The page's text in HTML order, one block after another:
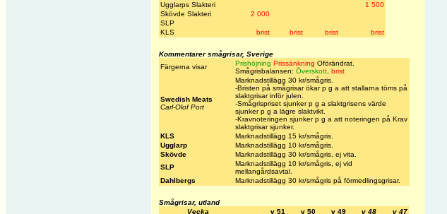
Ugglarps Slakteri
1 500
Skövde Slakteri
2 000
SLP
KLS
brist brist brist brist
Kommentarer smågrisar, Sverige
Färgerna visar
Prishöjning Prissänkning Oförändrat.
Smågrisbalansen: Överskott brist
Swedish Meats
Carl-Olof Port
Marknadstillägg 30 kr/smågris.
-Bristen på smågrisar ökar p g a att stallarna töms på
slaktgrisar inför julen.
-Smågrispriset sjunker p g a slaktgrisens värde
sjunker p g a lägre slaktvikt.
-Kravnoteringen sjunker p g a att noteringen på Krav
slaktgrisar sjunker.
KLS
Marknadstillägg 15 kr/smågris.
Ugglarp
Marknadstillägg 10 kr/smågris.
Skövde
Marknadstillägg 30 kr/smågris. ej vita.
SLP
Marknadstillägg 10 kr/smågris, ej vid
mellangårdsavtal.
Dahlbergs
Marknadstillägg 30 kr/smågris på förmedlingsgrisar.
Smågrisar, utland
Vecka
v 51 v 50 v 49 v 48 v 47